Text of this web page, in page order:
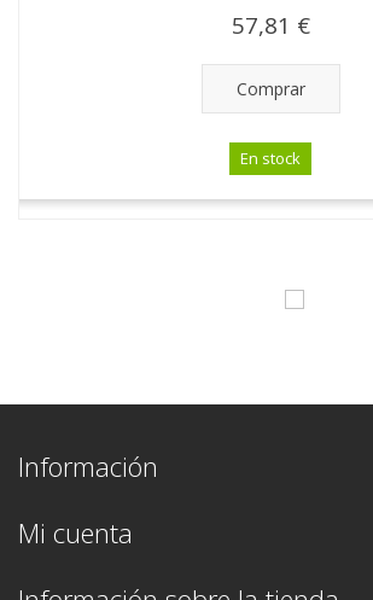
57,81 €
Comprar
En stock
Información
Mi cuenta